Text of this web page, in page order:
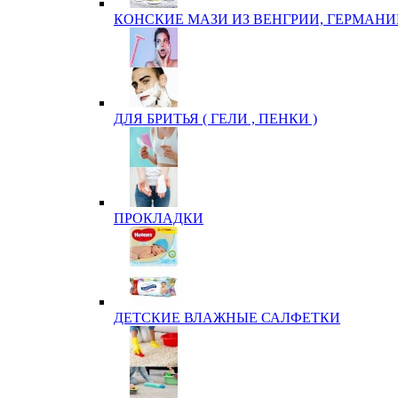
КОНСКИЕ МАЗИ ИЗ ВЕНГРИИ,
ДЛЯ БРИТЬЯ ( ГЕЛИ , ПЕНКИ )
ПРОКЛАДКИ
ДЕТСКИЕ ВЛАЖНЫЕ САЛФЕТКИ